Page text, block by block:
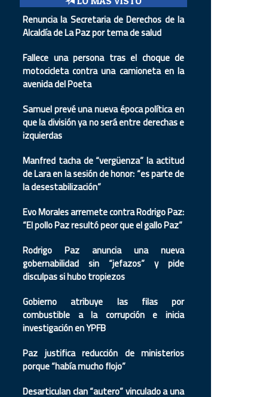
Renuncia la Secretaria de Derechos de la
Alcaldía de La Paz por tema de salud
Fallece una persona tras el choque de
motocicleta contra una camioneta en la
avenida del Poeta
Samuel prevé una nueva época política en
que la división ya no será entre derechas e
izquierdas
Manfred tacha de “vergüenza” la actitud
de Lara en la sesión de honor: “es parte de
la desestabilización”
Evo Morales arremete contra Rodrigo Paz:
“El pollo Paz resultó peor que el gallo Paz”
Rodrigo Paz anuncia una nueva
gobernabilidad sin “jefazos” y pide
disculpas si hubo tropiezos
Gobierno atribuye las filas por
combustible a la corrupción e inicia
investigación en YPFB
Paz justifica reducción de ministerios
porque “había mucho flojo”
Desarticulan clan “autero” vinculado a una